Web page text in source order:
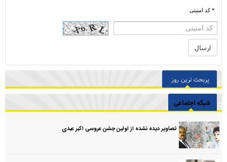
* کد امنیتی
پربحث ترین روز
شبکه اجتماعی
تصاویر دیده نشده از اولین جشن عروسی اکبر عبدی